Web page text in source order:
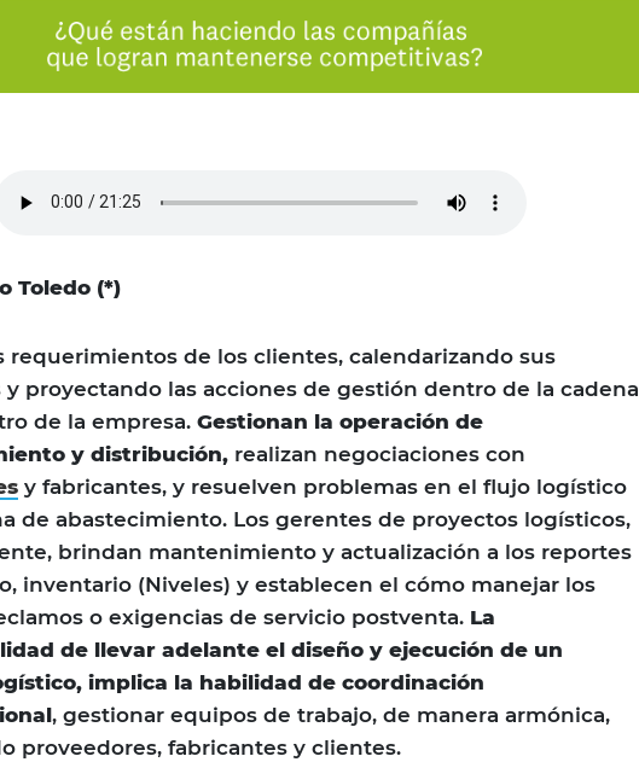
Toledo (*)
requerimientos de los clientes, calendarizando sus
y proyectando las acciones de gestión dentro de la cadena
de la empresa. Gestionan la operación de
y distribución, realizan negociaciones con
y fabricantes, y resuelven problemas en el flujo logístico
de abastecimiento. Los gerentes de proyectos logísticos,
brindan mantenimiento y actualización a los reportes
inventario (Niveles) y establecen el cómo manejar los
o exigencias de servicio postventa. La
de llevar adelante el diseño y ejecución de un
implica la habilidad de coordinación
, gestionar equipos de trabajo, de manera armónica,
proveedores, fabricantes y clientes.